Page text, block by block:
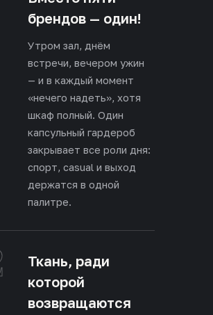
брендов — один!
Утром зал, днём
встречи, вечером ужин
— и в каждый момент
«нечего надеть», хотя
шкаф полный. Один
капсульный гардероб
закрывает все роли дня:
спорт, casual и выход
держатся в одной
палитре.
Ткань, ради
которой
возвращаются